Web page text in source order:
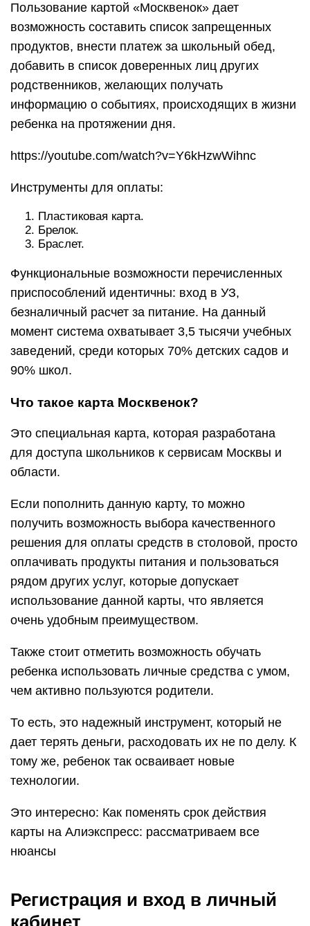
Пользование картой «Москвенок» дает
возможность составить список запрещенных
продуктов, внести платеж за школьный обед,
добавить в список доверенных лиц других
родственников, желающих получать
информацию о событиях, происходящих в жизни
ребенка на протяжении дня.
https://youtube.com/watch?v=Y6kHzwWihnc
Инструменты для оплаты:
Пластиковая карта.
Брелок.
Браслет.
Функциональные возможности перечисленных
приспособлений идентичны: вход в УЗ,
безналичный расчет за питание. На данный
момент система охватывает 3,5 тысячи учебных
заведений, среди которых 70% детских садов и
90% школ.
Что такое карта Москвенок?
Это специальная карта, которая разработана
для доступа школьников к сервисам Москвы и
области.
Если пополнить данную карту, то можно
получить возможность выбора качественного
решения для оплаты средств в столовой, просто
оплачивать продукты питания и пользоваться
рядом других услуг, которые допускает
использование данной карты, что является
очень удобным преимуществом.
Также стоит отметить возможность обучать
ребенка использовать личные средства с умом,
чем активно пользуются родители.
То есть, это надежный инструмент, который не
дает терять деньги, расходовать их не по делу. К
тому же, ребенок так осваивает новые
технологии.
Это интересно: Как поменять срок действия
карты на Алиэкспресс: рассматриваем все
нюансы
Регистрация и вход в личный
кабинет